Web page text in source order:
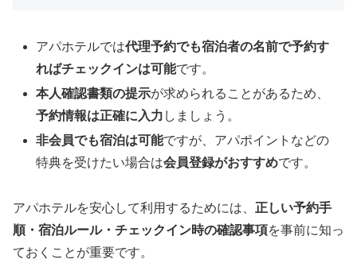
アパホテルでは代理予約でも宿泊者の名前で予約す
ればチェックインは可能です。
本人確認書類の提示が求められることがあるため、
予約情報は正確に入力 しましょう。
非会員でも宿泊は可能ですが、アパポイントなどの
特典を受けたい場合は会員登録がおすすめです。
アパホテルを安心して利用するためには、 正しい予約手
順・宿泊ルール・チェックイン時の確認事項を事前に知っ
ておくことが重要です。